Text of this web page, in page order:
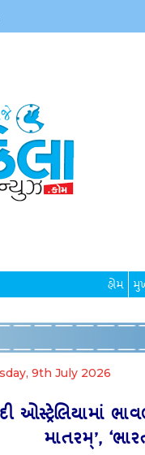
હોમ
9th July 2026
ઓસ્ટ્રેલિયામાં
માતરમ્’,